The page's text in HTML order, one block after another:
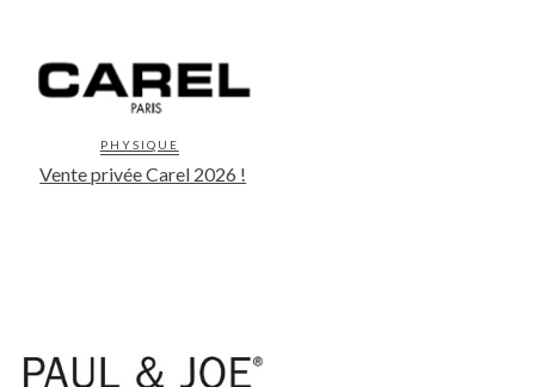
PHYSIQUE
Vente privée Carel 2026 !